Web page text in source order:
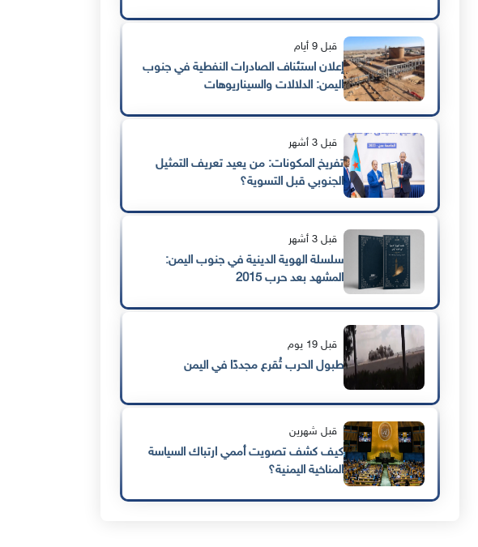
قبل 9 أيام
إعلان استئناف الصادرات النفطية في جنوب
اليمن: الدلالات والسيناريوهات
قبل 3 أشهر
تفريخ المكونات: من يعيد تعريف التمثيل
الجنوبي قبل التسوية؟
قبل 3 أشهر
سلسلة الهوية الدينية في جنوب اليمن:
المشهد بعد حرب 2015
قبل 19 يوم
طبول الحرب تُقرع مجددًا في اليمن
قبل شهرين
كيف كشف تصويت أممي ارتباك السياسة
المناخية اليمنية؟